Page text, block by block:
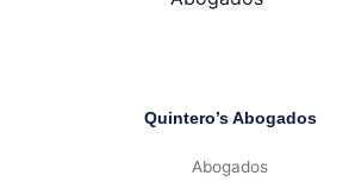
Quintero’s Abogados
Abogados